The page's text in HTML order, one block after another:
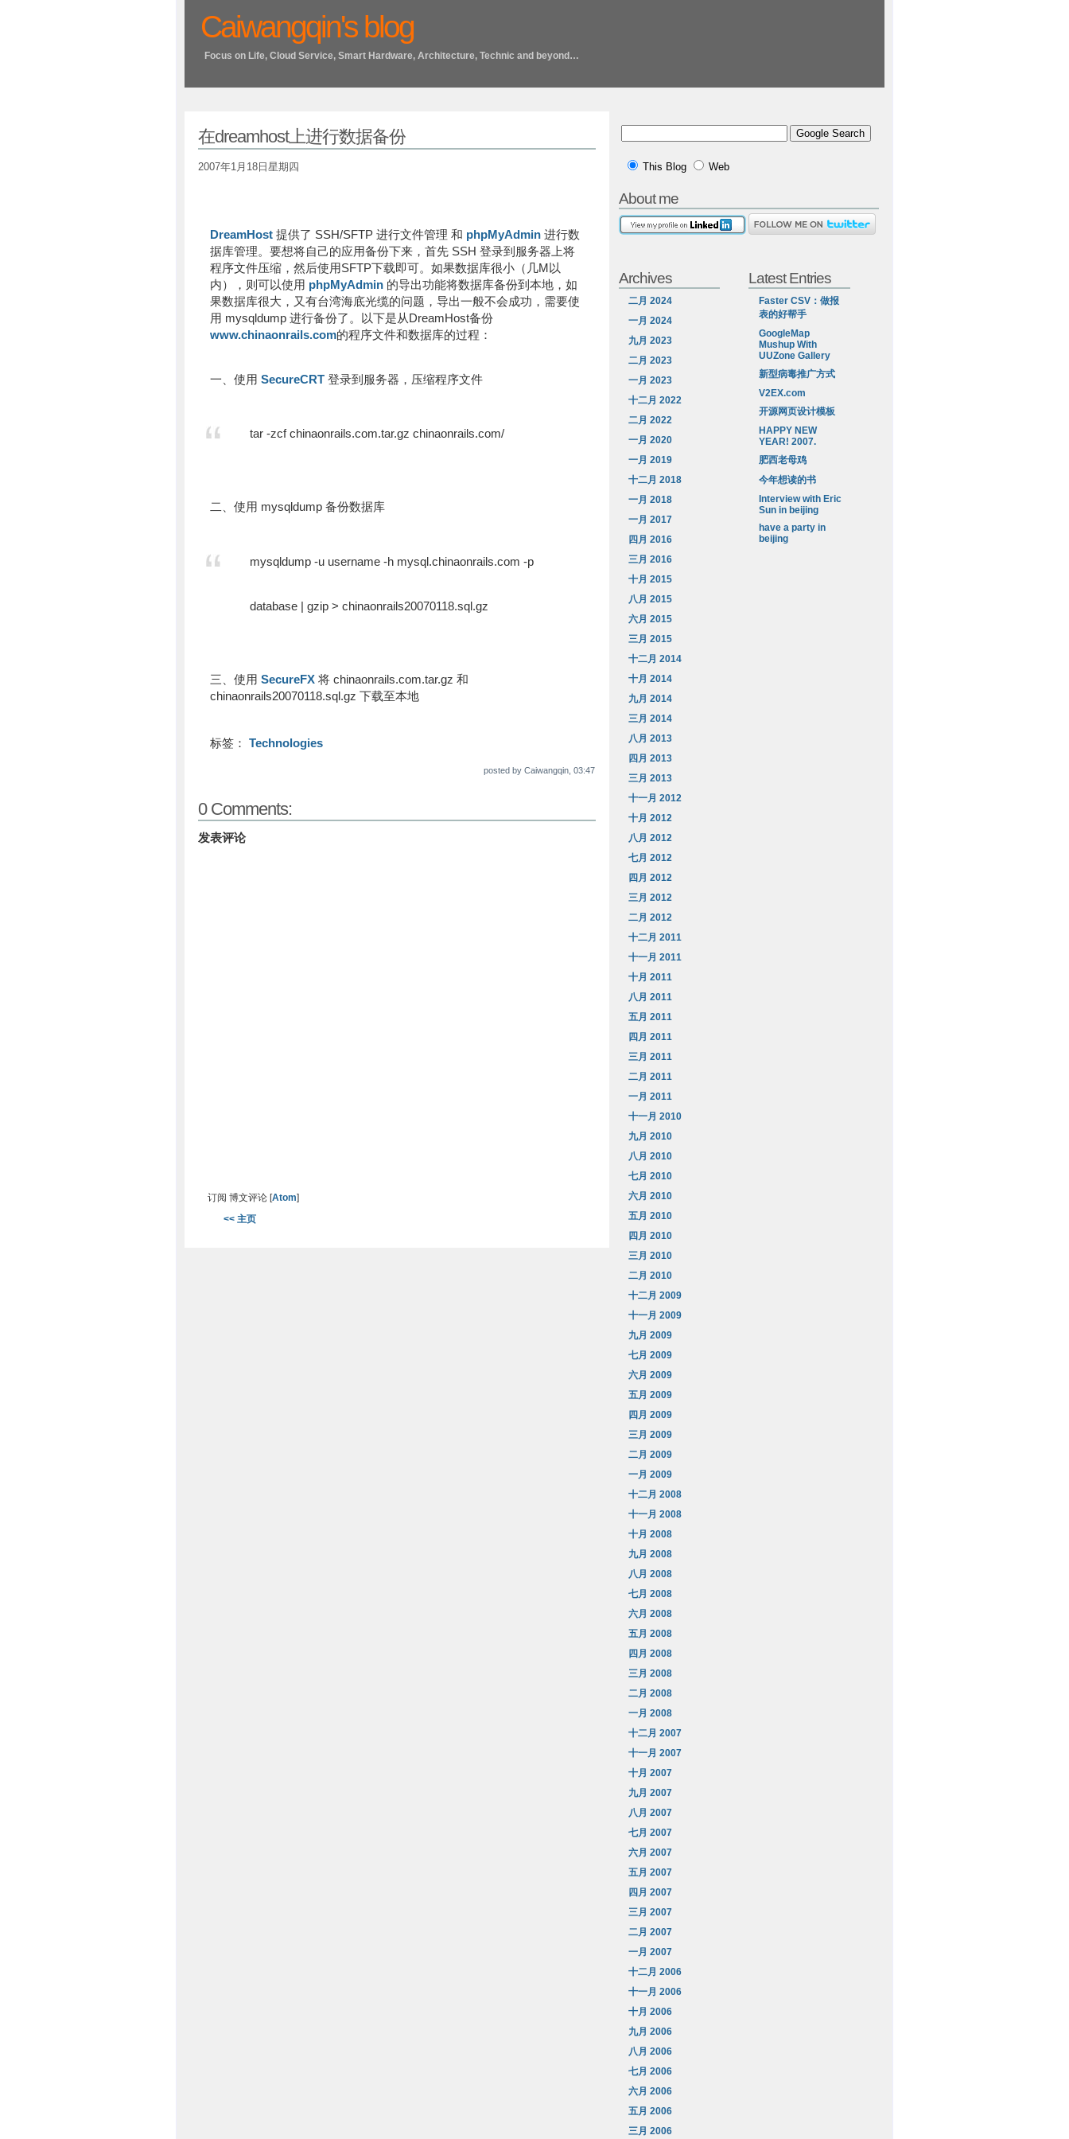
Caiwangqin's blog
Focus on Life, Cloud Service, Smart Hardware, Architecture, Technic and beyond…
在dreamhost上进行数据备份
2007年1月18日星期四
DreamHost提供了 SSH/SFTP 进行文件管理 和 phpMyAdmin进行数
据库管理。要想将自己的应用备份下来，首先 SSH 登录到服务器上将
程序文件压缩，然后使用SFTP下载即可。如果数据库很小（几M以
内），则可以使用 phpMyAdmin的导出功能将数据库备份到本地，如
果数据库很大，又有台湾海底光缆的问题，导出一般不会成功，需要使
用 mysqldump 进行备份了。以下是从DreamHost备份
www.chinaonrails.com的程序文件和数据库的过程：
一、使用 SecureCRT登录到服务器，压缩程序文件
tar -zcf chinaonrails.com.tar.gz chinaonrails.com/
二、使用 mysqldump 备份数据库
mysqldump -u username -h mysql.chinaonrails.com -p
database | gzip > chinaonrails20070118.sql.gz
三、使用 SecureFX将 chinaonrails.com.tar.gz 和
chinaonrails20070118.sql.gz 下载至本地
标签： Technologies
posted by Caiwangqin, 03:47
0 Comments:
发表评论
订阅 博文评论 [Atom]
<< 主页
This Blog Web
About me
Archives
二月 2024
一月 2024
九月 2023
二月 2023
一月 2023
十二月 2022
二月 2022
一月 2020
一月 2019
十二月 2018
一月 2018
一月 2017
四月 2016
三月 2016
十月 2015
八月 2015
六月 2015
三月 2015
十二月 2014
十月 2014
九月 2014
三月 2014
八月 2013
四月 2013
三月 2013
十一月 2012
十月 2012
八月 2012
七月 2012
四月 2012
三月 2012
二月 2012
十二月 2011
十一月 2011
十月 2011
八月 2011
五月 2011
四月 2011
三月 2011
二月 2011
一月 2011
十一月 2010
九月 2010
八月 2010
七月 2010
六月 2010
五月 2010
四月 2010
三月 2010
二月 2010
十二月 2009
十一月 2009
九月 2009
七月 2009
六月 2009
五月 2009
四月 2009
三月 2009
二月 2009
一月 2009
十二月 2008
十一月 2008
十月 2008
九月 2008
八月 2008
七月 2008
六月 2008
五月 2008
四月 2008
三月 2008
二月 2008
一月 2008
十二月 2007
十一月 2007
十月 2007
九月 2007
八月 2007
七月 2007
六月 2007
五月 2007
四月 2007
三月 2007
二月 2007
一月 2007
十二月 2006
十一月 2006
十月 2006
九月 2006
八月 2006
七月 2006
六月 2006
五月 2006
三月 2006
Latest Entries
Faster CSV：做报
表的好帮手
GoogleMap
Mushup With
UUZone Gallery
新型病毒推广方式
V2EX.com
开源网页设计模板
HAPPY NEW
YEAR! 2007.
肥西老母鸡
今年想读的书
Interview with Eric
Sun in beijing
have a party in
beijing